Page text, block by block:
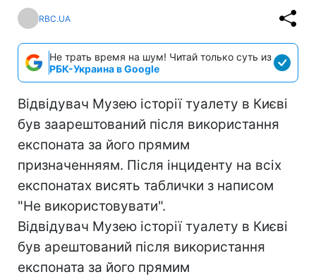
RBC.UA
Не трать время на шум! Читай только суть из
РБК-Украина в Google
Відвідувач Музею історії туалету в Києві
був заарештований після використання
експоната за його прямим
призначенняям. Після інциденту на всіх
експонатах висять таблички з написом
"Не використовувати".
Відвідувач Музею історії туалету в Києві
був арештований після використання
експоната за його прямим